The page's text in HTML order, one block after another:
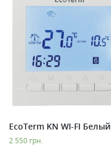
EcoTerm KN WI-FI Белый
2 550 грн.